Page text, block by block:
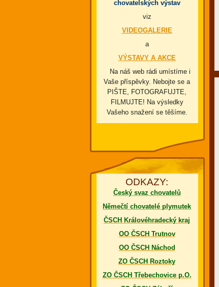
chovatelských výstav
viz
VIDEOGALERIE
a
VÝSTAVY A AKCE
Na náš web rádi umístíme i
Vaše příspěvky. Nebojte se a
PIŠTE, FOTOGRAFUJTE,
FILMUJTE! Na výsledky
Vašeho snažení se těšíme.
ODKAZY:
Český svaz chovatelů
Němečtí chovatelé plymutek
ČSCH Královéhradecký kraj
OO ČSCH Trutnov
OO ČSCH Náchod
ZO ČSCH Roztoky
ZO ČSCH Třebechovice p.O.